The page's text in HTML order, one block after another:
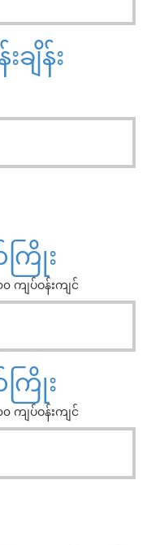
ျိန်း
ြိုး
ကျပ်ဝန်းကျင်
ြိုး
ကျပ်ဝန်းကျင်